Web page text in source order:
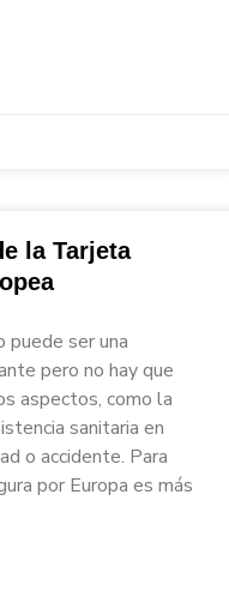
la Tarjeta
puede ser una
pero no hay que
aspectos, como la
sanitaria en
o accidente. Para
por Europa es más